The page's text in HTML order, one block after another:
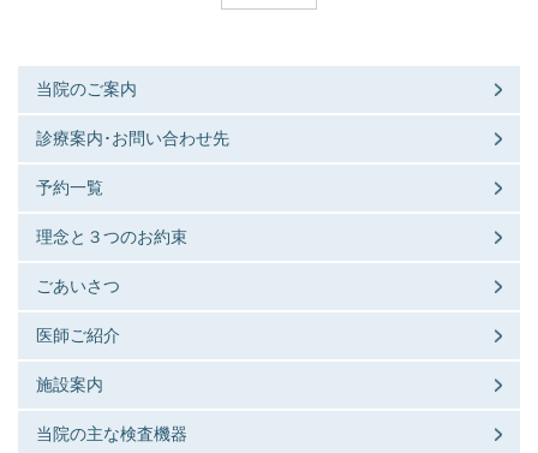
当院のご案内
診療案内･お問い合わせ先
予約一覧
理念と３つのお約束
ごあいさつ
医師ご紹介
施設案内
当院の主な検査機器